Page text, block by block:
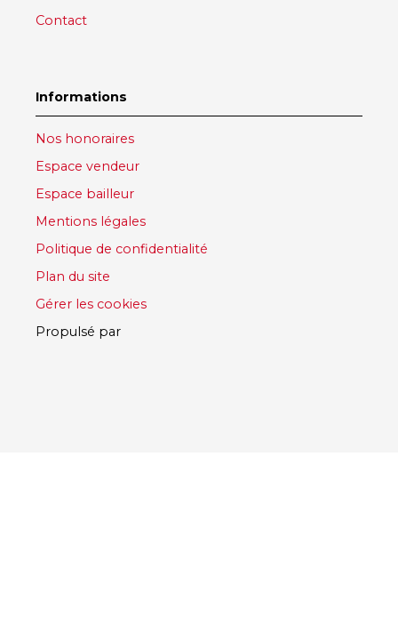
Contact
Informations
Nos honoraires
Espace vendeur
Espace bailleur
Mentions légales
Politique de confidentialité
Plan du site
Gérer les cookies
Propulsé par